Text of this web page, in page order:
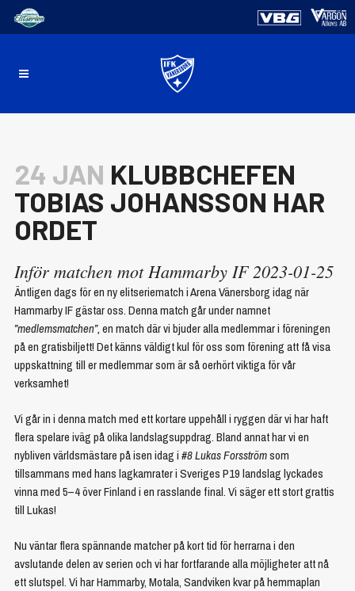
24 JAN KLUBBCHEFEN
TOBIAS JOHANSSON HAR
ORDET
Inför matchen mot Hammarby IF 2023-01-25
Äntligen dags för en ny elitseriematch i Arena Vänersborg idag när
Hammarby IF gästar oss. Denna match går under namnet
”medlemsmatchen”,en match där vi bjuder alla medlemmar i föreningen
på en gratisbiljett! Det känns väldigt kul för oss som förening att få visa
uppskattning till er medlemmar som är så oerhört viktiga för vår
verksamhet!
Vi går in i denna match med ett kortare uppehåll i ryggen där vi har haft
flera spelare iväg på olika landslagsuppdrag. Bland annat har vi en
nybliven världsmästare på isen idag i#8 Lukas Forsströmsom
tillsammans med hans lagkamrater i Sveriges P19 landslag lyckades
vinna med 5–4 över Finland i en rasslande final. Vi säger ett stort grattis
till Lukas!
Nu väntar flera spännande matcher på kort tid för herrarna i den
avslutande delen av serien och vi har fortfarande alla möjligheter att nå
ett slutspel. Vi har Hammarby, Motala, Sandviken kvar på hemmaplan